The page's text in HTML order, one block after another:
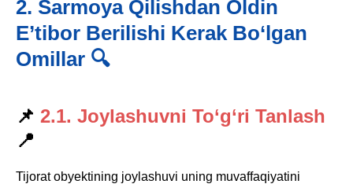
2. Sarmoya Qilishdan Oldin
E’tibor Berilishi Kerak Bo‘lgan
Omillar 🔍
📌 2.1. Joylashuvni To‘g‘ri Tanlash
📍
Tijorat obyektining joylashuvi uning muvaffaqiyatini